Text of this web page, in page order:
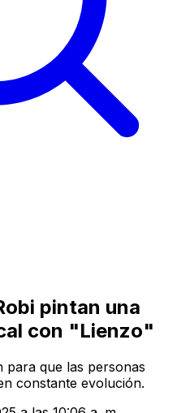
pintan una
con "Lienzo"
para que las personas
constante evolución.